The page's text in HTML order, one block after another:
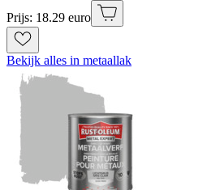
Prijs: 18.29 euro
Bekijk alles in metaallak